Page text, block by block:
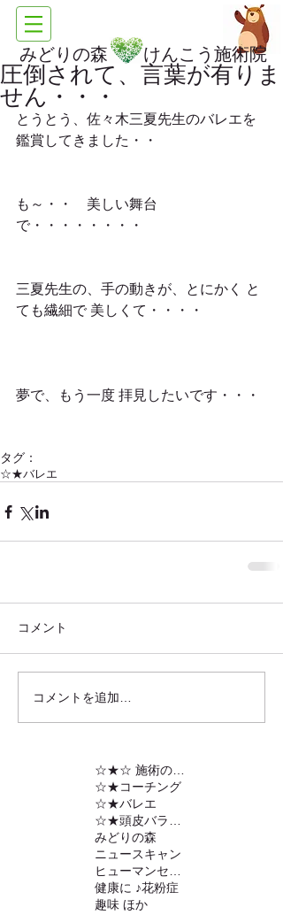
みどりの森 けんこう施術院
圧倒されて、言葉が有りま
せん・・・
とうとう、佐々木三夏先生のバレエを
鑑賞してきました・・
も～・・　美しい舞台
で・・・・・・・・
三夏先生の、手の動きが、とにかく と
ても繊細で 美しくて・・・・
夢で、もう一度 拝見したいです・・・
タグ：
☆★バレエ
コメント
コメントを追加…
☆★コーチング
☆★バレエ
みどりの森
ニュースキャン
健康に ♪花粉症
趣味 ほか